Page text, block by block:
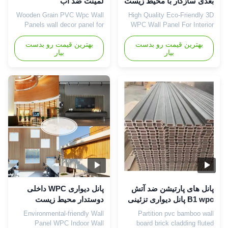
195 میلی متر مقاومت بالا
در برابر آب و هوا
High Quality Eco-Friendly 3D
WPC Wall Panel For Interior
Decoration Products WPC
Grille High-quality
environmentally friendly 3D
wood-plastic wallboard for
quality, environmentally
friendly and 3D interior
decoration material, using
WPC grille structure and
wood-plastic ...
بهترین قیمت رو بدست
بیار
15cmx26mmx3m
Wooden Grain PVC Wpc Wall
Panels wall decor panel for
indoor Decoration WPC WALL
PANEL 1) 100% recyclable,
eco-friendly, saving forest
resources 2) With the look of
problems 3) Water resistant,
no rotten, proven under salt
water condition 4) Barefoot
friendly, anti...
بهترین قیمت رو بدست
بیار
پانل های پارتیشن ضد آتش
B1 wpc پانل دیواری تزئینی
Wpc گواهی ISO
Partition pvc bamboo wall
board brick cladding fluted
پانل دیواری WPC داخلی
دوستدار محیط زیست
159MM*10MM نصب سریع
Environmental-friendly Wall
Panel WPC Indoor Wall